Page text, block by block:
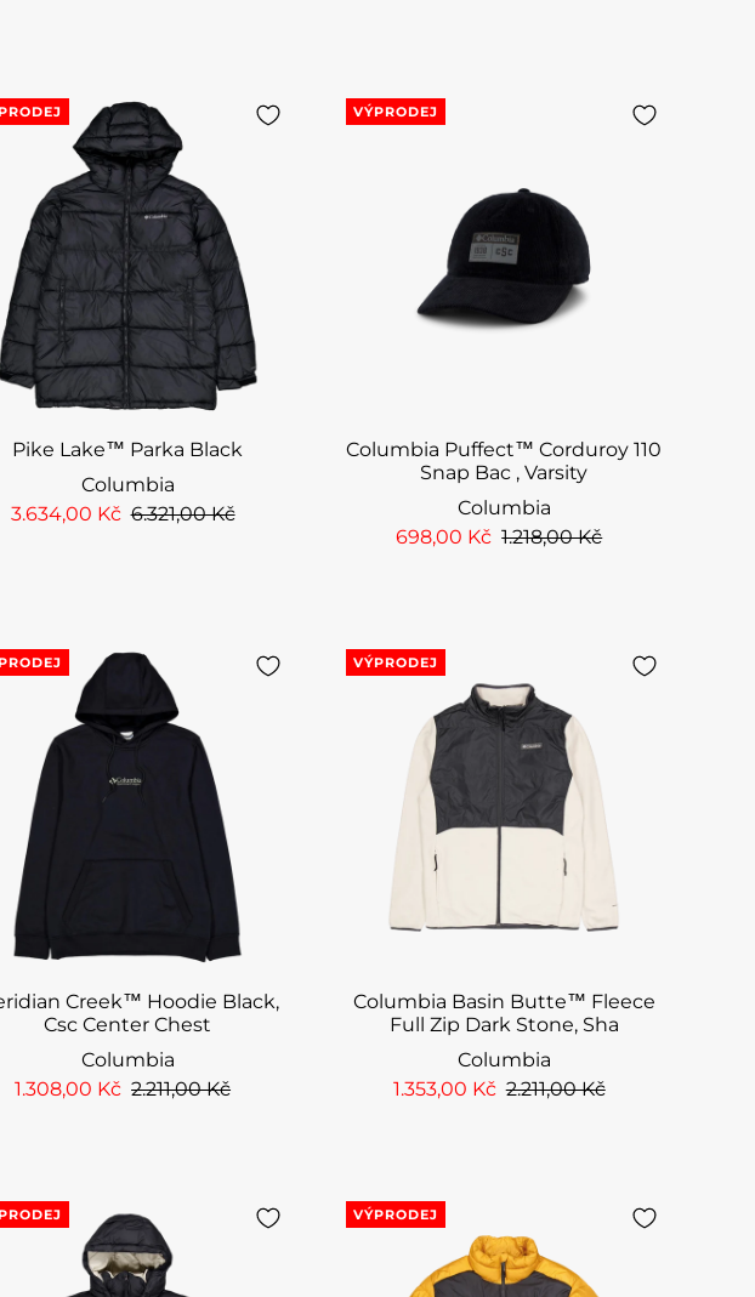
Pike Lake™ Parka Black
Columbia
3.634,00 Kč 6.321,00 Kč
VÝPRODEJ
Columbia Puffect™ Corduroy 110
Snap Bac , Varsity
Columbia
698,00 Kč 1.218,00 Kč
Creek™ Hoodie Black,
Csc Center Chest
Columbia
1.308,00 Kč 2.211,00 Kč
VÝPRODEJ
Columbia Basin Butte™ Fleece
Full Zip Dark Stone, Sha
Columbia
1.353,00 Kč 2.211,00 Kč
VÝPRODEJ